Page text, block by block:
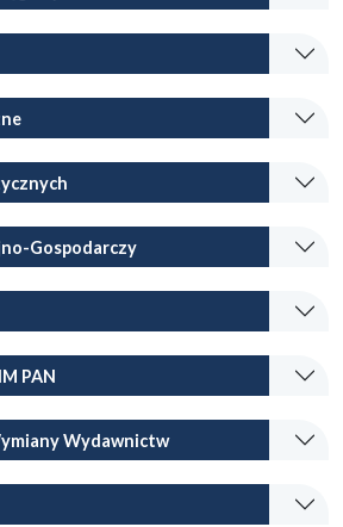
Gospodarczy
PAN
Wydawnictw